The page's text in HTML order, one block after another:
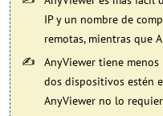
IP y un nombre de
remotas, mientras que
AnyViewer tiene
dos dispositivos estén
AnyViewer no lo